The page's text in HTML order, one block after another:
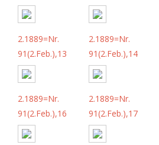
2.1889=Nr.
91(2.Feb.),13
2.1889=Nr.
91(2.Feb.),14
2.1889=Nr.
91(2.Feb.),16
2.1889=Nr.
91(2.Feb.),17